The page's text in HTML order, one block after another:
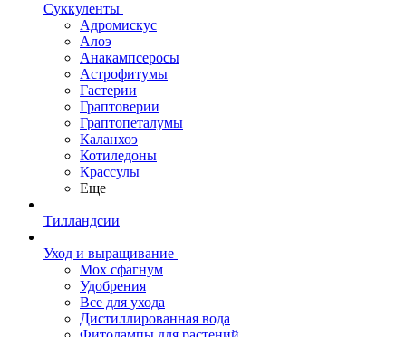
Суккуленты
Адромискус
Алоэ
Анакампсеросы
Астрофитумы
Гастерии
Граптоверии
Граптопеталумы
Каланхоэ
Котиледоны
Крассулы
Еще
Тилландсии
Уход и выращивание
Мох сфагнум
Удобрения
Все для ухода
Дистиллированная вода